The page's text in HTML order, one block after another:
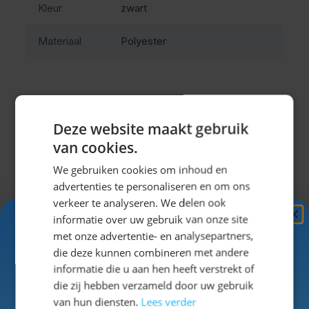
Deze oktoberfest broek is gemaakt van polyester en
dragen zonder zwaar te worden. De vaste bretels
blijft zitten tijdens lange feestdagen.
Deze lederhose is ideaal voor mannen die een
traditionele uitstraling zoeken zonder het onderhoud
van echt leer. Het onderhoudsvriendelijke materiaal is
eenvoudig schoon te maken en snel weer klaar voor
gebruik.
Traditionele details voor een
complete Oktoberfest look
Kleur zwart
Materiaal Polyester
Misschien vind je dit ook leuk?
Navigeren door de elementen van de carrousel is
Druk om carrousel over te slaan
Druk op om naar carrouselnavigatie te gaan
Deze website maakt gebruik
van cookies.
We gebruiken cookies om inhoud en
advertenties te personaliseren en om ons
verkeer te analyseren. We delen ook
informatie over uw gebruik van onze site
met onze advertentie- en analysepartners,
die deze kunnen combineren met andere
informatie die u aan hen heeft verstrekt of
die zij hebben verzameld door uw gebruik
van hun diensten. Lees verder
Ontvang5%
KORTING!
Schrijf je nuin voor de nieuwsbrief en ontvang toegang
tot exclusieve kortingen!